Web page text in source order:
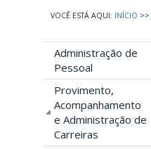
INÍCIO >>
Administração de
Pessoal
Provimento,
Acompanhamento
e Administração de
Carreiras